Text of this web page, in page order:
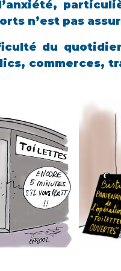
n’est pas
du
commerces,